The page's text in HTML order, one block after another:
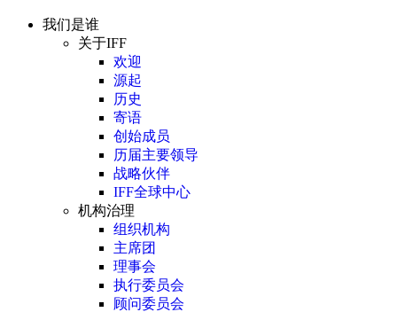
我们是谁
关于IFF
欢迎
源起
历史
寄语
创始成员
历届主要领导
战略伙伴
IFF全球中心
机构治理
组织机构
主席团
理事会
执行委员会
顾问委员会